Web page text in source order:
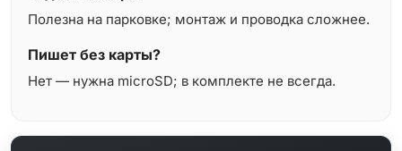
Полезна на парковке; монтаж и проводка сложнее.
Пишет без карты?
Нет — нужна microSD; в комплекте не всегда.